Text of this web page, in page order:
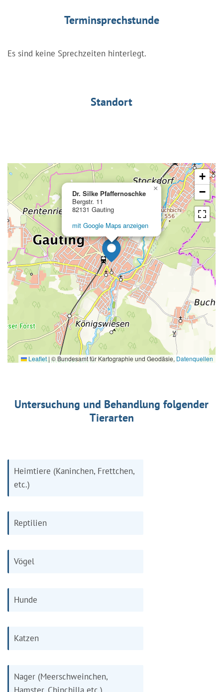
Terminsprechstunde
Es sind keine Sprechzeiten hinterlegt.
Standort
Dr. Silke Pfaffernoschke
Bergstr. 11
82131 Gauting
mit Google Maps anzeigen
×
+
−
Leaflet |© Bundesamt für Kartographie und Geodäsie, Datenquellen
Untersuchung und Behandlung folgender
Tierarten
Heimtiere (Kaninchen, Frettchen,
etc.)
Reptilien
Vögel
Hunde
Katzen
Nager (Meerschweinchen,